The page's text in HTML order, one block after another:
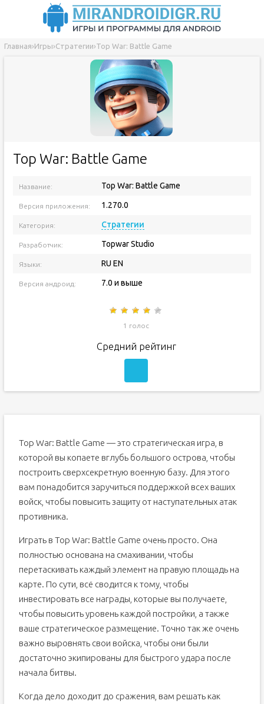
Главная›Игры›Стратегии›Top War: Battle Game
Top War: Battle Game
Название: Top War: Battle Game
Версия приложения: 1.270.0
Категория: Стратегии
Разработчик: Topwar Studio
Языки: RU EN
Версия андроид: 7.0 и выше
1 голос
Средний рейтинг
Top War: Battle Game — это стратегическая игра, в
которой вы копаете вглубь большого острова, чтобы
построить сверхсекретную военную базу. Для этого
вам понадобится заручиться поддержкой всех ваших
войск, чтобы повысить защиту от наступательных атак
противника.
Играть в Top War: Battle Game очень просто. Она
полностью основана на смахивании, чтобы
перетаскивать каждый элемент на правую площадь на
карте. По сути, всё сводится к тому, чтобы
инвестировать все награды, которые вы получаете,
чтобы повысить уровень каждой постройки, а также
ваше стратегическое размещение. Точно так же очень
важно выровнять свои войска, чтобы они были
достаточно экипированы для быстрого удара после
начала битвы.
Когда дело доходит до сражения, вам решать как